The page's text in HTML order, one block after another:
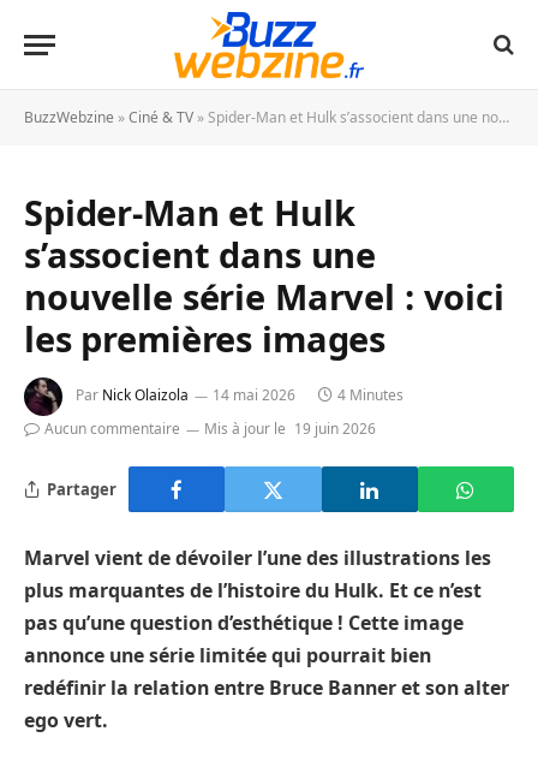
BuzzWebzine »Ciné & TV »Spider-Man et Hulk s’associent dans une nouvelle série Marvel : voici les premières images
Spider-Man et Hulk
s’associent dans une
nouvelle série Marvel : voici
les premières images
Par Nick Olaizola 14 mai 2026
4 Minutes
Aucun commentaire
Mis à jour le 19 juin 2026
Partager
Marvel vient de dévoiler l’une des illustrations les
plus marquantes de l’histoire du Hulk. Et ce n’est
pas qu’une question d’esthétique ! Cette image
annonce une série limitée qui pourrait bien
redéfinir la relation entre Bruce Banner et son alter
ego vert.